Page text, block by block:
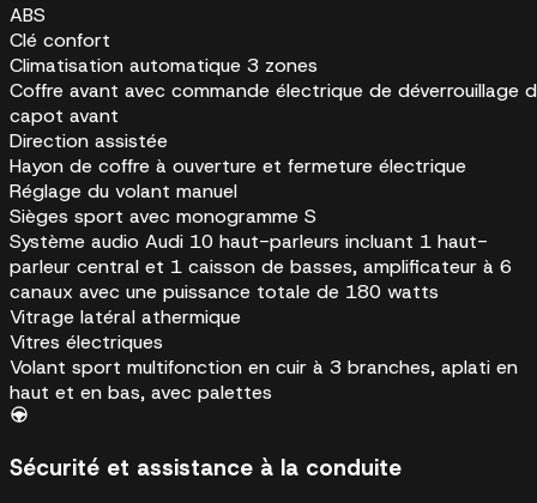
ABS
Clé confort
Climatisation automatique 3 zones
Coffre avant avec commande électrique de déverrouillage
capot avant
Direction assistée
Hayon de coffre à ouverture et fermeture électrique
Réglage du volant manuel
Sièges sport avec monogramme S
Système audio Audi 10 haut-parleurs incluant 1 haut-
parleur central et 1 caisson de basses, amplificateur à 6
canaux avec une puissance totale de 180 watts
Vitrage latéral athermique
Vitres électriques
Volant sport multifonction en cuir à 3 branches, aplati en
haut et en bas, avec palettes
Sécurité et assistance à la conduite